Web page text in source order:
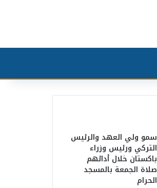
سمو ولي العهد والرئيس
التركي ورئيس وزراء
باكستان خلال أدائهم
صلاة الجمعة بالمسجد
الحرام